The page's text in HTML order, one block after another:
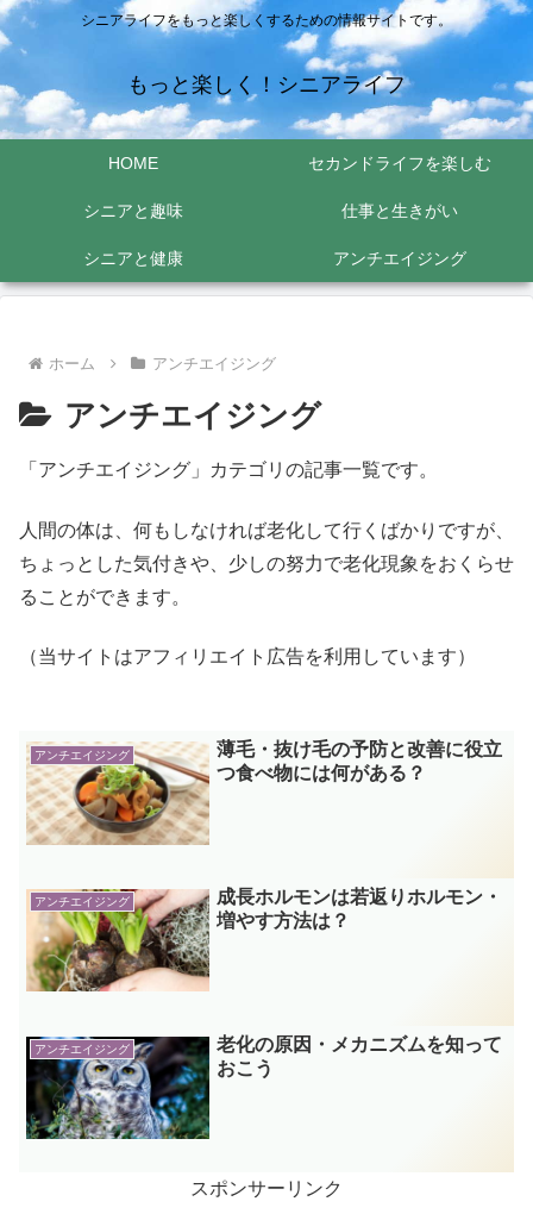
シニアライフをもっと楽しくするための情報サイトです。
もっと楽しく！シニアライフ
HOME セカンドライフを楽しむ
シニアと趣味 仕事と生きがい
シニアと健康 アンチエイジング
ホーム アンチエイジング
アンチエイジング
「アンチエイジング」カテゴリの記事一覧です。
人間の体は、何もしなければ老化して行くばかりですが、
ちょっとした気付きや、少しの努力で老化現象をおくらせ
ることができます。
（当サイトはアフィリエイト広告を利用しています）
アンチエイジング
薄毛・抜け毛の予防と改善に役立
つ食べ物には何がある？
アンチエイジング
成長ホルモンは若返りホルモン・
増やす方法は？
アンチエイジング
老化の原因・メカニズムを知って
おこう
スポンサーリンク